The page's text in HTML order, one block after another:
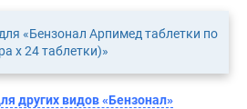
«Бензонал Арпимед таблетки по
х 24 таблетки)»
других видов «Бензонал»